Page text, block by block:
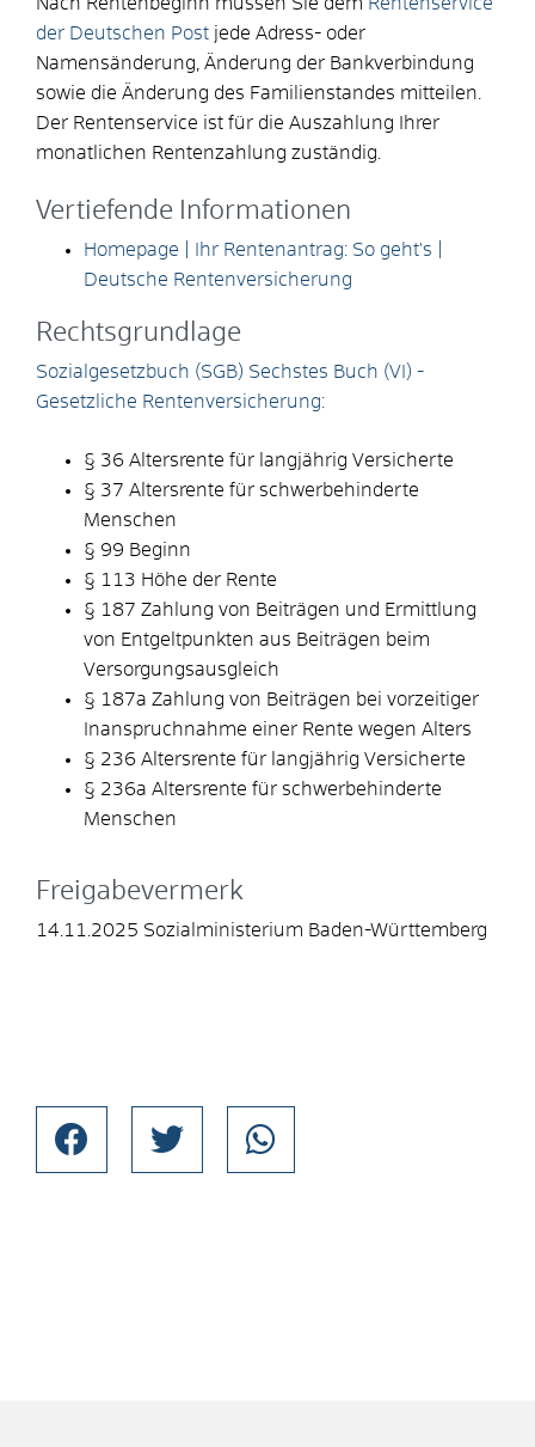
der Deutschen Post jede Adress- oder
Namensänderung, Änderung der Bankverbindung
sowie die Änderung des Familienstandes mitteilen.
Der Rentenservice ist für die Auszahlung Ihrer
monatlichen Rentenzahlung zuständig.
Vertiefende Informationen
Homepage | Ihr Rentenantrag: So geht's |
Deutsche Rentenversicherung
Rechtsgrundlage
Sozialgesetzbuch (SGB) Sechstes Buch (VI) -
Gesetzliche Rentenversicherung:
§ 36 Altersrente für langjährig Versicherte
§ 37 Altersrente für schwerbehinderte
Menschen
§ 99 Beginn
§ 113 Höhe der Rente
§ 187 Zahlung von Beiträgen und Ermittlung
von Entgeltpunkten aus Beiträgen beim
Versorgungsausgleich
§ 187a Zahlung von Beiträgen bei vorzeitiger
Inanspruchnahme einer Rente wegen Alters
§ 236 Altersrente für langjährig Versicherte
§ 236a Altersrente für schwerbehinderte
Menschen
Freigabevermerk
14.11.2025 Sozialministerium Baden-Württemberg